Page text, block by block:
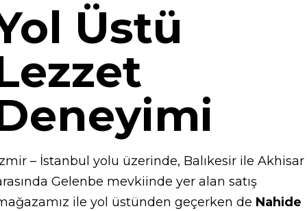
Üstü
– İstanbul yolu üzerinde, Balıkesir ile Akhisar
Gelenbe mevkiinde yer alan satış
ile yol üstünden geçerken de Nahide